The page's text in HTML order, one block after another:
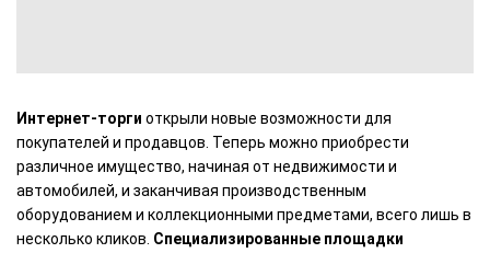
Интернет-торги открыли новые возможности для
покупателей и продавцов. Теперь можно приобрести
различное имущество, начиная от недвижимости и
автомобилей, и заканчивая производственным
оборудованием и коллекционными предметами, всего лишь в
несколько кликов. Специализированные площадки